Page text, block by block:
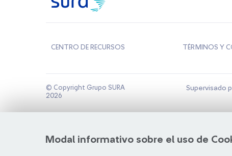
Modal informativo sobre el uso de
CENTRO DE RECURSOS TÉRMINOS Y
© Copyright Grupo SURA
2026
Supervisado